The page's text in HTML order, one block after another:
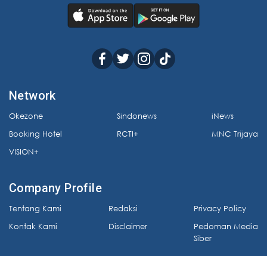
Network
Okezone
Booking Hotel
VISION+
Sindonews
RCTI+
iNews
MNC Trijaya
Company Profile
Tentang Kami
Kontak Kami
Redaksi
Disclaimer
Privacy Policy
Pedoman Media
Siber